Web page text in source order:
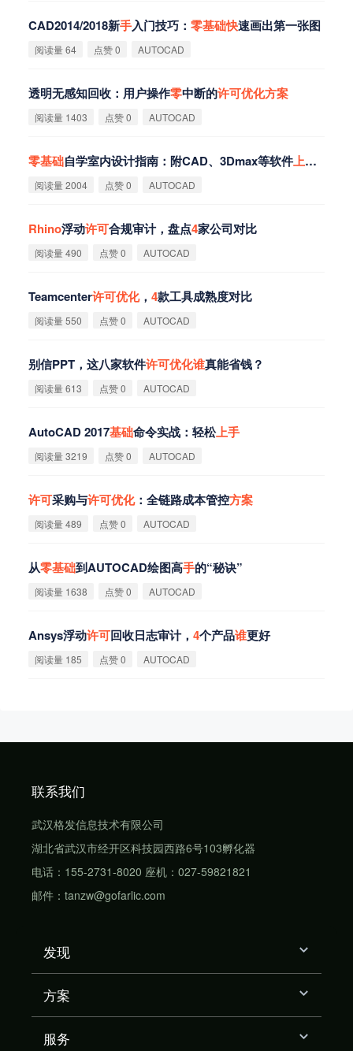
CAD2014/2018新手入门技巧： 零基础快速画出第一张图
阅读量 64 点赞 0 AUTOCAD
透明无感知回收：用户操作零中断的许可优化方案
阅读量 1403 点赞 0 AUTOCAD
零基础自学室内设计指南：附CAD、3Dmax等软件上手
阅读量 2004 点赞 0 AUTOCAD
Rhino浮动许可合规审计，盘点4家公司对比
阅读量 490 点赞 0 AUTOCAD
Teamcenter许可优化， 4款工具成熟度对比
阅读量 550 点赞 0 AUTOCAD
别信PPT，这八家软件许可优化谁真能省钱？
阅读量 613 点赞 0 AUTOCAD
AutoCAD 2017基础命令实战：轻松上手
阅读量 3219 点赞 0 AUTOCAD
许可采购与许可优化：全链路成本管控方案
阅读量 489 点赞 0 AUTOCAD
从零基础到AUTOCAD绘图高手的“秘诀”
阅读量 1638 点赞 0 AUTOCAD
Ansys浮动许可回收日志审计， 4个产品谁更好
阅读量 185 点赞 0 AUTOCAD
联系我们
武汉格发信息技术有限公司
湖北省武汉市经开区科技园西路6号103孵化器
电话：155-2731-8020 座机：027-59821821
邮件：tanzw@gofarlic.com
发现
方案
服务